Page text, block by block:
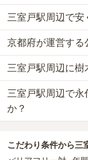
三室戸駅周辺での購
が約69万円、納骨堂
一般墓を建てる場合
2つが主な費用とな
三室戸駅周辺の一般
素材によって変わり
樹木葬・納骨堂・永
なお、お墓によって
三室戸駅周辺で安
三室戸駅周辺で一番
万円からお求めいた
一般的に最も費用を
する「合祀墓（ごう
比べて省スペースで
されています。
価格の目安は、1名
三室戸駅周辺で安価
京都府が運営する
三室戸駅周辺には、
宇治市営 天ヶ瀬墓地
公営霊園は民営の霊
れているケースがほ
主な条件として、
上住んでいるなどが
三室戸駅周辺に樹
三室戸駅周辺には、4
詳しくは、
三室戸駅周辺で永
か？
詳しくは、三室戸駅
こだわり条件から三